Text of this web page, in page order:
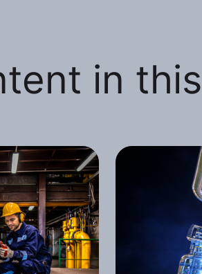
in this